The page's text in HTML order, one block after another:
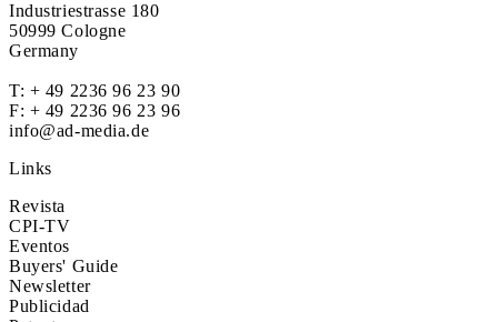
Industriestrasse 180
50999 Cologne
Germany
T: + 49 2236 96 23 90
F: + 49 2236 96 23 96
info@ad-media.de
Links
Revista
CPI-TV
Eventos
Buyers' Guide
Newsletter
Publicidad